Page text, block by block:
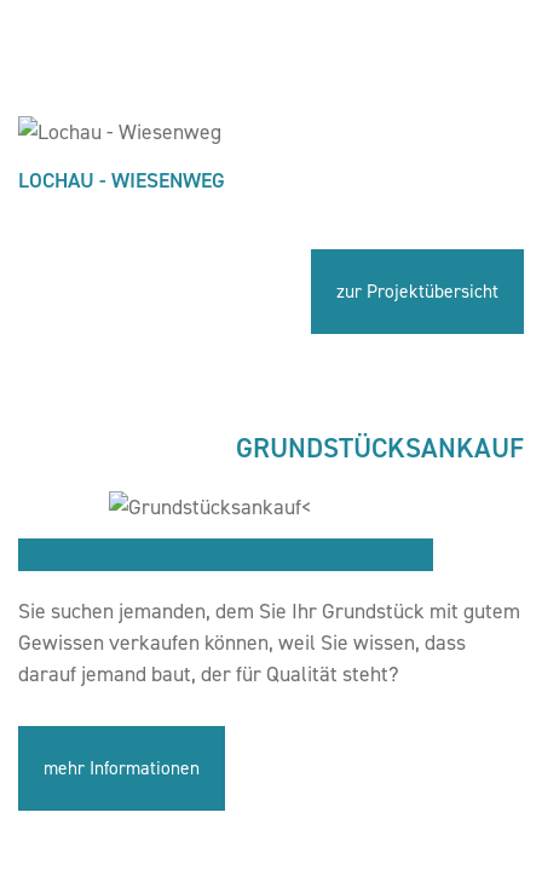
LOCHAU - WIESENWEG
zur Projektübersicht
GRUNDSTÜCKSANKAUF
Sie suchen jemanden, dem Sie Ihr Grundstück mit gutem
Gewissen verkaufen können, weil Sie wissen, dass
darauf jemand baut, der für Qualität steht?
mehr Informationen